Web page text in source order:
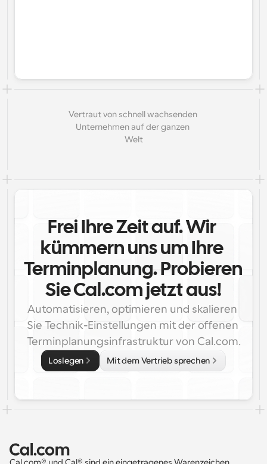
Vertraut von schnell wachsenden
Unternehmen auf der ganzen
Welt
Frei Ihre Zeit auf. Wir
kümmern uns um Ihre
Terminplanung. Probieren
Sie Cal.com jetzt aus!
Automatisieren, optimieren und skalieren
Sie Technik-Einstellungen mit der offenen
Terminplanungsinfrastruktur von Cal.com.
Loslegen Mit dem Vertrieb sprechen